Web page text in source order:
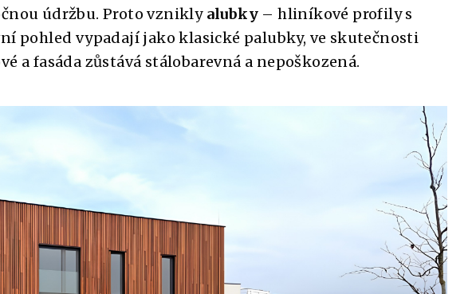
údržbu. Proto vznikly alubky – hliníkové profily s
pohled vypadají jako klasické palubky, ve skutečnosti
a fasáda zůstává stálobarevná a nepoškozená.